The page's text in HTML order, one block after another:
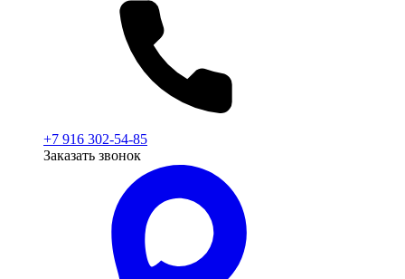
+7 916 302-54-85
Заказать звонок